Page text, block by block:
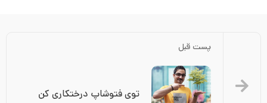
پست قبل
توی فتوشاپ درختکاری کن